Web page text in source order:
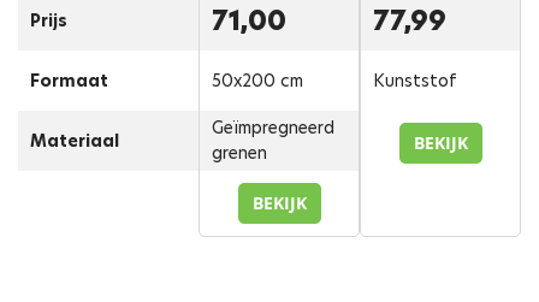
Prijs
Formaat
Materiaal
71,00
50x200 cm
Geïmpregneerd
grenen
BEKIJK
77,99
Kunststof
BEKIJK